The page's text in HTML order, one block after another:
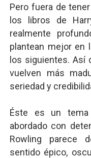
Pero fuera de
los libros de
realmente
plantean mejor en
los siguientes. Así
vuelven más
seriedad y
Éste es un
abordado con
Rowling parece
sentido épico,